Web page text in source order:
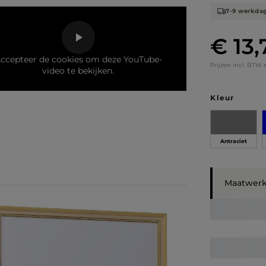
de cookies om deze YouTube-
video te bekijken.
Normale
€
Prijzen incl. BTW
7-9
Selecteer
Kleur
Antraciet